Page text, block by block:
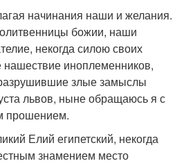
начинания наши и желания.
божии, наши
некогда силою своих
иноплеменников,
злые замыслы
львов, ныне обращаюсь я с
прошением.
Елий египетский, некогда
знамением место